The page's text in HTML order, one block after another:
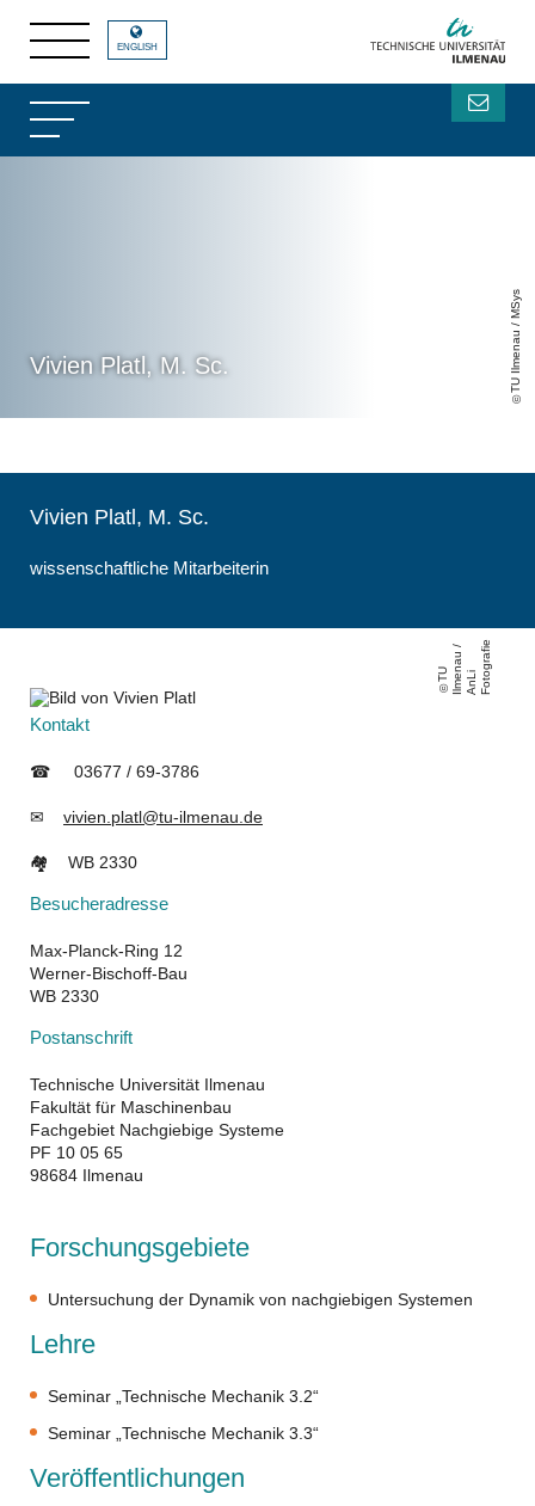
Vivien Platl, M. Sc. TU Ilmenau / MSys
ENGLISH
Vivien Platl, M. Sc.
wissenschaftliche Mitarbeiterin
T
U
Il
m e
n
a
u /
A
n Li
F
o
t o
g
r
a fi e
Kontakt
☎ 03677 / 69-3786
✉ vivien.platl@tu-ilmenau.de
🏘 WB 2330
Besucheradresse
Max-Planck-Ring 12
Werner-Bischoff-Bau
WB 2330
Postanschrift
Technische Universität Ilmenau
Fakultät für Maschinenbau
Fachgebiet Nachgiebige Systeme
PF 10 05 65
98684 Ilmenau
Forschungsgebiete
Untersuchung der Dynamik von nachgiebigen Systemen
Lehre
Seminar „Technische Mechanik 3.2“
Seminar „Technische Mechanik 3.3“
Veröffentlichungen